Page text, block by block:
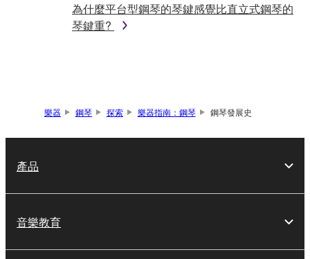
為什麼平台型鋼琴的琴鍵感覺比直立式鋼琴的
琴鍵重?
樂器 鋼琴 探索 樂器指南：鋼琴 鋼琴發展史
產品
音樂教育